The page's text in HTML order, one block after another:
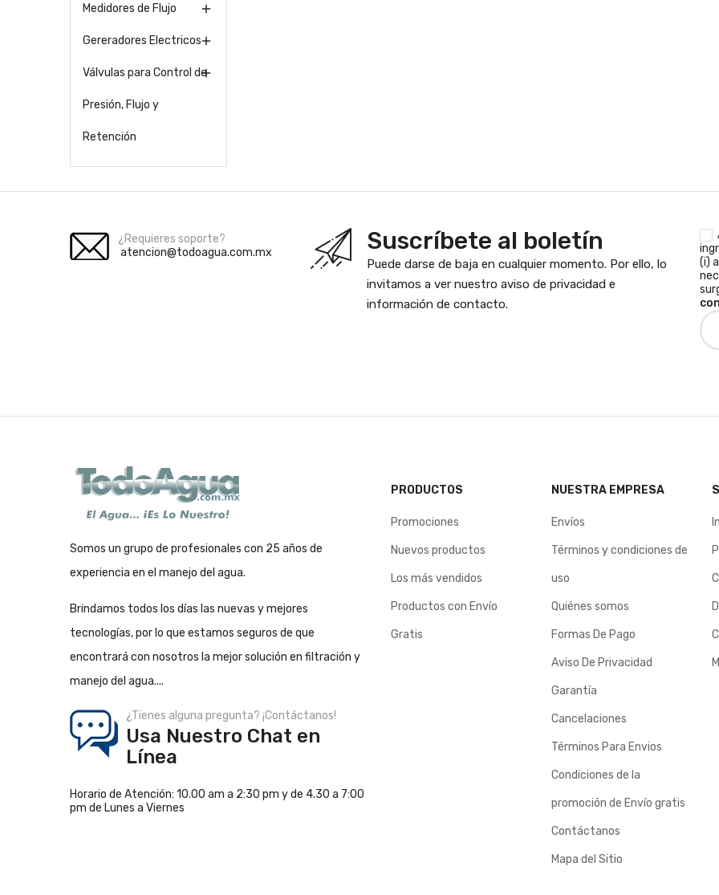
Medidores de Flujo 
Gereradores Electricos
Válvulas para Control de
Presión, Flujo y
Retención

¿Requieres soporte?
atencion@todoagua.com.mx
Suscríbete al boletín
Puede darse de baja en cualquier momento. Por ello, lo
invitamos a ver nuestro aviso de privacidad e
información de contacto.
(i)
Somos un grupo de profesionales con 25 años de
experiencia en el manejo del agua.
Brindamos todos los días las nuevas y mejores
tecnologías, por lo que estamos seguros de que
encontrará con nosotros la mejor solución en filtración y
manejo del agua....
¿Tienes alguna pregunta? ¡Contáctanos!
Usa Nuestro Chat en
Línea
Horario de Atención: 10.00 am a 2:30 pm y de 4.30 a 7:00
pm de Lunes a Viernes
PRODUCTOS
Promociones
Nuevos productos
Los más vendidos
Productos con Envío
Gratis
NUESTRA EMPRESA
Envíos
Términos y condiciones de
uso
Quiénes somos
Formas De Pago
Aviso De Privacidad
Garantía
Cancelaciones
Términos Para Envios
Condiciones de la
promoción de Envío gratis
Contáctanos
Mapa del Sitio